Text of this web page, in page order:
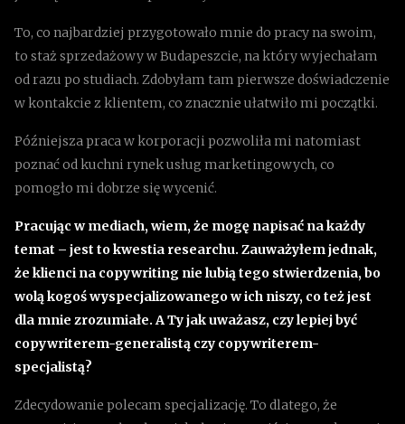
To, co najbardziej przygotowało mnie do pracy na swoim,
to staż sprzedażowy w Budapeszcie, na który wyjechałam
od razu po studiach. Zdobyłam tam pierwsze doświadczenie
w kontakcie z klientem, co znacznie ułatwiło mi początki.
Późniejsza praca w korporacji pozwoliła mi natomiast
poznać od kuchni rynek usług marketingowych, co
pomogło mi dobrze się wycenić.
Pracując w mediach, wiem, że mogę napisać na każdy
temat – jest to kwestia researchu. Zauważyłem jednak,
że klienci na copywriting nie lubią tego stwierdzenia, bo
wolą kogoś wyspecjalizowanego w ich niszy, co też jest
dla mnie zrozumiałe. A Ty jak uważasz, czy lepiej być
copywriterem-generalistą czy copywriterem-
specjalistą?
Zdecydowanie polecam specjalizację. To dlatego, że